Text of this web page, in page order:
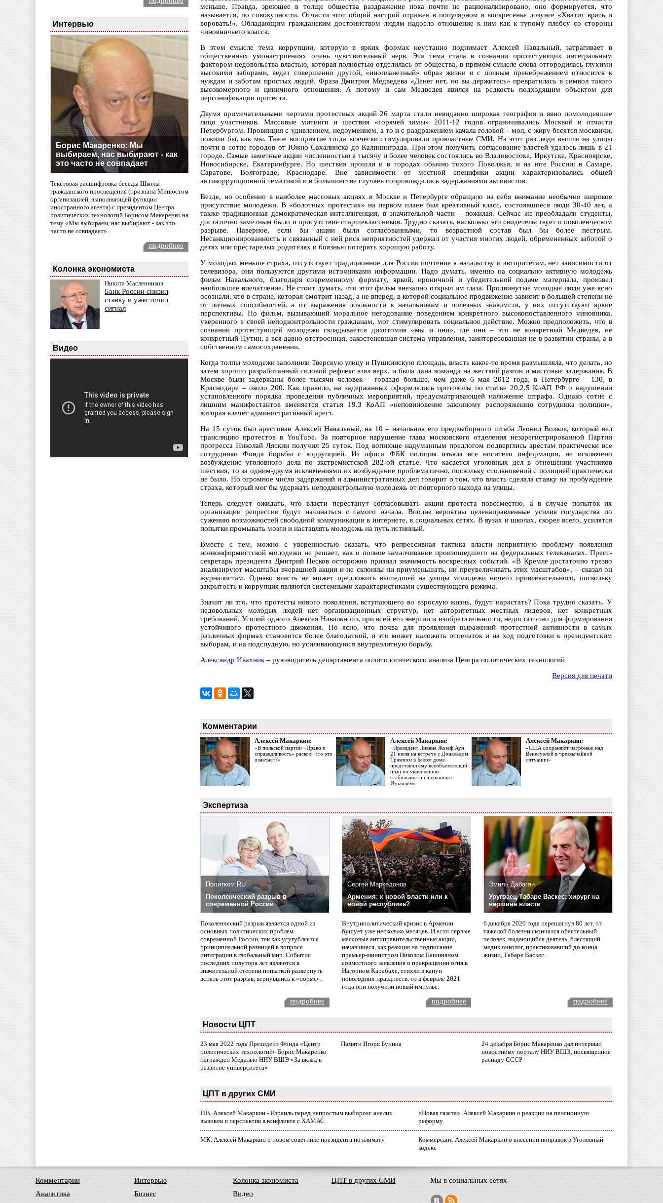
Интервью
Борис Макаренко: Мы
выбираем, нас выбирают - как
это часто не совпадает
Текстовая расшифровка беседы Школы
гражданского просвещения (признана Минюстом
организацией, выполняющей функции
иностранного агента) с президентом Центра
политических технологий Борисом Макаренко на
тему «Мы выбираем, нас выбирают - как это
часто не совпадает».
подробнее
Колонка экономиста
Никита Масленников
Банк России снизил
ставку и ужесточил
сигнал
Видео
меньше. Правда, зреющее в толще общества раздражение пока почти не рационализировано, оно формируется, что
называется, по совокупности. Отчасти этот общий настрой отражен в популярном в воскресенье лозунге «Хватит врать и
воровать!». Обладающим гражданским достоинством людям надоело отношение к ним как к тупому плебсу со стороны
чиновничьего класса.
В этом смысле тема коррупции, которую в ярких формах неустанно поднимает Алексей Навальный, затрагивает в
общественных умонастроениях очень чувствительный нерв. Эта тема стала в сознании протестующих интегральным
фактором недовольства властью, которая полностью отделилась от общества, в прямом смысле слова отгородилась глухими
высокими заборами, ведет совершенно другой, «инопланетный» образ жизни и с полным пренебрежением относится к
нуждам и заботам простых людей. Фраза Дмитрия Медведева «Денег нет, но вы держитесь» превратилась в символ такого
высокомерного и циничного отношения. А потому и сам Медведев явился на редкость подходящим объектом для
персонификации протеста.
Двумя примечательными чертами протестных акций 26 марта стали невиданно широкая география и явно помолодевшее
лицо участников. Массовые митинги и шествия «горячей зимы» 2011-12 годов ограничивались Москвой и отчасти
Петербургом. Провинция с удивлением, недоумением, а то и с раздражением качала головой – мол, с жиру бесятся москвичи,
пожили бы, как мы. Такое восприятие тогда всячески стимулировали провластные СМИ. На этот раз люди вышли на улицы
почти в сотне городов от Южно-Сахалинска до Калининграда. При этом получить согласование властей удалось лишь в 21
городе. Самые заметные акции численностью в тысячу и более человек состоялись во Владивостоке, Иркутске, Красноярске,
Новосибирске, Екатеринбурге. Но шествия прошли и в городах обычно тихого Поволжья, и на юге России: в Самаре,
Саратове, Волгограде, Краснодаре. Вне зависимости от местной специфики акции характеризовались общей
антикоррупционной тематикой и в большинстве случаев сопровождались задержаниями активистов.
Везде, но особенно в наиболее массовых акциях в Москве и Петербурге обращало на себя внимание необычно широкое
присутствие молодежи. В «болотных протестах» на первом плане был креативный класс, состоявшиеся люди 30-40 лет, а
также традиционная демократическая интеллигенция, в значительной части – пожилая. Сейчас же преобладали студенты,
достаточно заметным было и присутствие старшеклассников. Трудно сказать, насколько это свидетельствует о поколенческом
разрыве. Наверное, если бы акции были согласованными, то возрастной состав был бы более пестрым.
Несанкционированность и связанный с ней риск неприятностей удержал от участия многих людей, обремененных заботой о
детях или престарелых родителях и боязнью потерять хорошую работу.
У молодых меньше страха, отсутствует традиционное для России почтение к начальству и авторитетам, нет зависимости от
телевизора, они пользуются другими источниками информации. Надо думать, именно на социально активную молодежь
фильм Навального, благодаря современному формату, яркой, ироничной и убедительной подаче материала, произвел
наибольшее впечатление. Не стоит думать, что этот фильм внезапно открыл им глаза. Продвинутые молодые люди уже ясно
осознали, что в стране, которая смотрит назад, а не вперед, в которой социальное продвижение зависит в большей степени не
от личных способностей, а от выражения лояльности к начальникам и полезных знакомств, у них отсутствуют яркие
перспективы. Но фильм, вызывающий моральное негодование поведением конкретного высокопоставленного чиновника,
уверенного в своей неподконтрольности гражданам, мог стимулировать социальное действие. Можно предположить, что в
сознании протестующей молодежи складывается дихотомия «мы и они», где они – это не конкретный Медведев, не
конкретный Путин, а вся давно отстроенная, закостеневшая система управления, заинтересованная не в развитии страны, а в
собственном самосохранении.
Когда толпы молодежи заполнили Тверскую улицу и Пушкинскую площадь, власть какое-то время размышляла, что делать, но
затем хорошо разработанный силовой рефлекс взял верх, и была дана команда на жесткий разгон и массовые задержания. В
Москве были задержаны более тысячи человек – гораздо больше, чем даже 6 мая 2012 года, в Петербурге – 130, в
Краснодаре – около 200. Как правило, на задержанных оформлялись протоколы по статье 20.2.5 КоАП РФ о нарушении
установленного порядка проведения публичных мероприятий, предусматривающей наложение штрафа. Однако сотне с
лишним манифестантов вменяется статья 19.3 КоАП «неповиновение законному распоряжению сотрудника полиции»,
которая влечет административный арест.
На 15 суток был арестован Алексей Навальный, на 10 – начальник его предвыборного штаба Леонид Волков, который вел
трансляцию протестов в YouTube. За повторное нарушение глава московского отделения незарегистрированной Партии
прогресса Николай Ляскин получил 25 суток. Под вопиюще надуманным предлогом подверглись арестам практически все
сотрудники Фонда борьбы с коррупцией. Из офиса ФБК полиция изъяла все носители информации, не исключено
возбуждение уголовного дела по экстремистской 282-ой статье. Что касается уголовных дел в отношении участников
шествия, то за одним-двумя исключениями их возбуждение проблематично, поскольку столкновений с полицией практически
не было. Но огромное число задержаний и административных дел говорит о том, что власть сделала ставку на пробуждение
страха, который мог бы удержать неподконтрольную молодежь от повторного выхода на улицы.
Теперь следует ожидать, что власти перестанут согласовывать акции протеста повсеместно, а в случае попыток их
организации репрессии будут начинаться с самого начала. Вполне вероятны целенаправленные усилия государства по
сужению возможностей свободной коммуникации в интернете, в социальных сетях. В вузах и школах, скорее всего, усилятся
попытки промывать мозги и наставлять молодежь на путь истинный.
Вместе с тем, можно с уверенностью сказать, что репрессивная тактика власти неприятную проблему появления
нонконформистской молодежи не решает, как и полное замалчивание произошедшего на федеральных телеканалах. Пресс-
секретарь президента Дмитрий Песков осторожно признал значимость воскресных событий. «В Кремле достаточно трезво
анализируют масштабы вчерашней акции и не склонны ни приуменьшать, ни преувеличивать этих масштабов», – сказал он
журналистам. Однако власть не может предложить вышедшей на улицы молодежи ничего привлекательного, поскольку
закрытость и коррупция являются системными характеристиками существующего режима.
Значит ли это, что протесты нового поколения, вступающего во взрослую жизнь, будут нарастать? Пока трудно сказать. У
недовольных молодых людей нет организационных структур, нет авторитетных местных лидеров, нет конкретных
требований. Усилий одного Алексея Навального, при всей его энергии и изобретательности, недостаточно для формирования
устойчивого протестного движения. Но ясно, что почва для проявления выражений протестной активности в самых
различных формах становится более благодатной, и это может наложить отпечаток и на ход подготовки к президентским
выборам, и на подспудную, но усиливающуюся внутриэлитную борьбу.
Александр Ивахник – руководитель департамента политологического анализа Центра политических технологий
Версия для печати
Комментарии
Алексей Макаркин:
«В польской партии «Право и
справедливость» раскол. Что это
означает?»
Алексей Макаркин:
«Президент Ливана Жозеф Аун
21 июля на встрече с Дональдом
Трампом в Белом доме
представил ему всеобъемлющий
план по укреплению
стабильности на границе с
Израилем»
Алексей Макаркин:
«США сохраняют патронаж над
Венесуэлой в чрезвычайной
ситуации»
Экспертиза
Политком.RU
Поколенческий разрыв в
современной России
Поколенческий разрыв является одной из
основных политических проблем
современной России, так как усугубляется
принципиальной разницей в вопросе
интеграции в глобальный мир. События
последних полутора лет являются в
значительной степени попыткой развернуть
вспять этот разрыв, вернувшись к «норме».
Сергей Маркедонов
Армения: к новой власти или к
новой республике?
Внутриполитический кризис в Армении
бушует уже несколько месяцев. И если первые
массовые антиправительственные акции,
начавшиеся, как реакция на подписание
премьер-министром Николом Пашиняном
совместного заявления о прекращении огня в
Нагорном Карабахе, стихли в канун
новогодних празднеств, то в феврале 2021
года они получили новый импульс.
Эмиль Дабагян
Уругваец Табаре Васкес: хирург на
вершине власти
6 декабря 2020 года перешагнув 80 лет, от
тяжелой болезни скончался обаятельный
человек, выдающийся деятель, блестящий
медик онколог, практиковавший до конца
жизни, Табаре Васкес.
подробнее подробнее подробнее
Новости ЦПТ
23 мая 2022 года Президент Фонда «Центр
политических технологий» Борис Макаренко
награжден Медалью НИУ ВШЭ «За вклад в
развитие университета»
Памяти Игоря Бунина
24 декабря Борис Макаренко дал интервью
новостному порталу НИУ ВШЭ, посвященное
распаду СССР
ЦПТ в других СМИ
FIB. Алексей Макаркин - Израиль перед непростым выбором: анализ
вызовов и перспектив в конфликте с ХАМАС
«Новая газета». Алексей Макаркин о реакции на пенсионную
реформу
МК. Алексей Макаркин о новом советнике президента по климату
Коммерсант. Алексей Макаркин о внесении поправок в Уголовный
кодекс
Комментарии
Аналитика
Интервью
Бизнес
Колонка экономиста
Видео
ЦПТ в других СМИ Мы в социальных сетях